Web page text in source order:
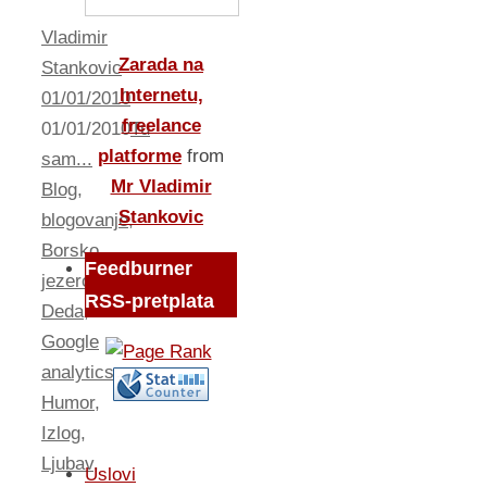
Vladimir
Stankovic
01/01/2010
01/01/2010Tu
sam...
Blog,
blogovanje,
Borsko
jezero
Deda,
Google
analytics,
Humor,
Izlog,
Ljubav,
Zarada na
Internetu,
freelance
platforme from
Mr Vladimir
Stankovic
Feedburner
RSS-pretplata
Uslovi